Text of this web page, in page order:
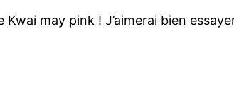
may pink ! J’aimerai bien